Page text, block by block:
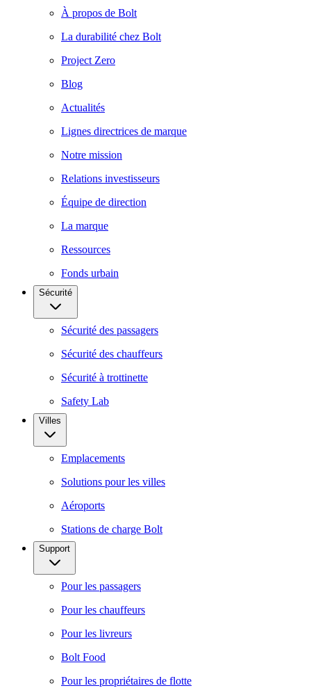
À propos de Bolt
La durabilité chez Bolt
Project Zero
Blog
Actualités
Lignes directrices de marque
Notre mission
Relations investisseurs
Équipe de direction
La marque
Ressources
Fonds urbain
Sécurité
Sécurité des passagers
Sécurité des chauffeurs
Sécurité à trottinette
Safety Lab
Villes
Emplacements
Solutions pour les villes
Aéroports
Stations de charge Bolt
Support
Pour les passagers
Pour les chauffeurs
Pour les livreurs
Bolt Food
Pour les propriétaires de flotte